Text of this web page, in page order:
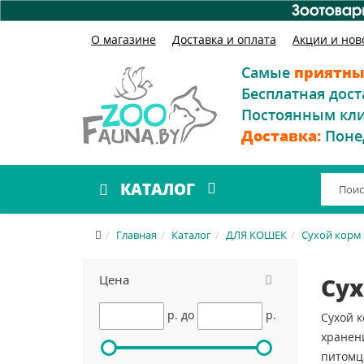
О магазине Доставка и оплата Акции и
Самые
Бесплатная
Постоянным
Доставка:
КАТАЛОГ
Главная Каталог ДЛЯ КОШЕК Сухой
Цена
p. до p.
Сухой